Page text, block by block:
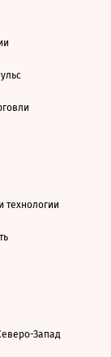
технологии
Запад